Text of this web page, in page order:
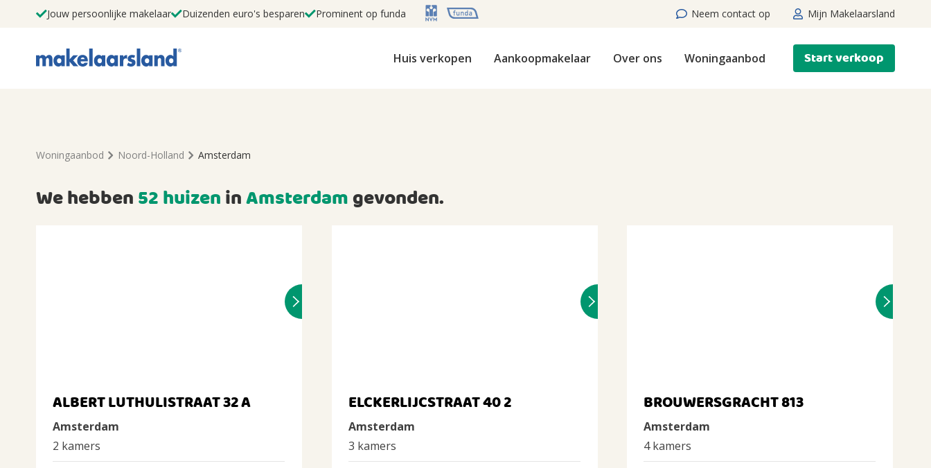
Jouw persoonlijke makelaar Duizenden euro's besparen Prominent op funda Neem contact op Mijn Makelaarsland
Huis verkopen Aankoopmakelaar Over ons Woningaanbod Start verkoop
Woningaanbod Noord-Holland Amsterdam
We hebben52 huizeninAmsterdamgevonden.
ALBERT LUTHULISTRAAT 32 A
Amsterdam
2 kamers
ELCKERLIJCSTRAAT 40 2
Amsterdam
3 kamers
BROUWERSGRACHT 813
Amsterdam
4 kamers